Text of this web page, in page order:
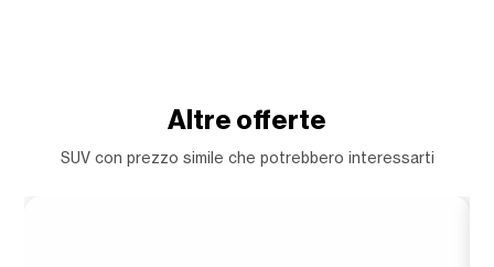
Altre offerte
SUV con prezzo simile che potrebbero interessarti